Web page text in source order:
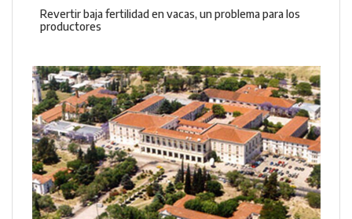
Revertir baja fertilidad en vacas, un problema para los
productores